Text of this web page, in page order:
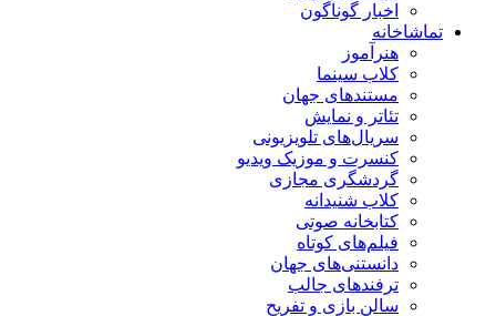
اخبار گوناگون
تماشاخانه
هنرآموز
کلاب سینما
مستندهای جهان
تئاتر و نمایش
سریال‌های تلویزیونی
کنسرت و موزیک ویدیو
گردشگری مجازی
کلاب شنیدانه
کتابخانه صوتی
فیلم‌های کوتاه
دانستنی‌های جهان
ترفندهای جالب
سالن بازی و تفریح